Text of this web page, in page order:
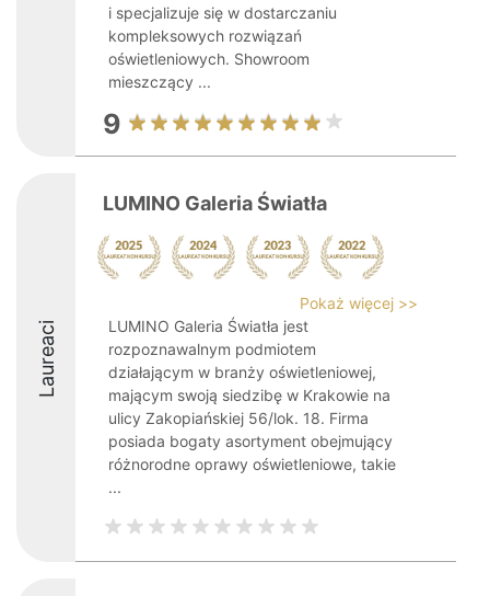
i specjalizuje się w dostarczaniu
kompleksowych rozwiązań
oświetleniowych. Showroom
mieszczący ...
9
Laureaci
LUMINO Galeria Światła
Pokaż więcej >>
LUMINO Galeria Światła jest
rozpoznawalnym podmiotem
działającym w branży oświetleniowej,
mającym swoją siedzibę w Krakowie na
ulicy Zakopiańskiej 56/lok. 18. Firma
posiada bogaty asortyment obejmujący
różnorodne oprawy oświetleniowe, takie
...